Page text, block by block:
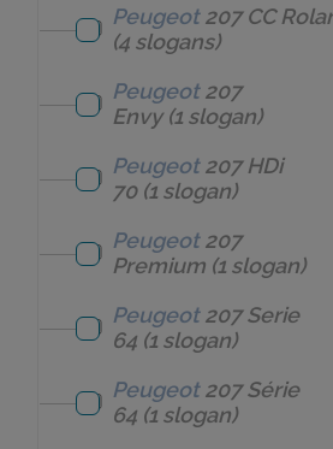
Peugeot 207 CC
(4 slogans)
Peugeot 207
Envy(1 slogan)
Peugeot 207 HDi
70(1 slogan)
Peugeot 207
Premium (1 slogan)
Peugeot 207 Serie
64 (1 slogan)
Peugeot 207 Série
64 (1 slogan)